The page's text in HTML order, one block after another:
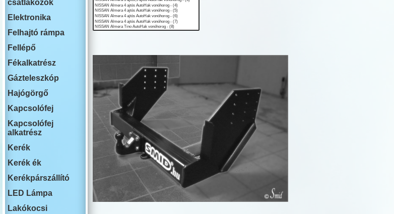
JAECOO
JAGUAR
JEEP
KIA
LEAPMOTOR
LEXUS
MAHINDRA
MAZDA
MERCEDES
MINI COOPER
MITSUBISHI
NISSAN
OMODA
OPEL
PEUGEOT
PLYMOUTH
csatlakozók
Elektronika
Felhajtó rámpa
Fellépő
Fékalkatrész
Gázteleszkóp
Hajógörgő
Kapcsolófej
Kapcsolófej
alkatrész
Kerék
Kerék ék
Kerékpárszállító
LED Lámpa
Lakókocsi